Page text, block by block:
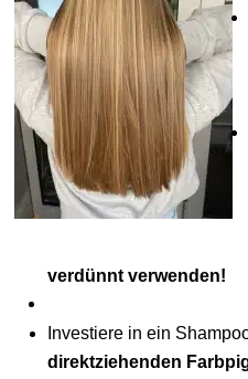
verdünnt verwenden!
Investiere in ein
direktziehenden